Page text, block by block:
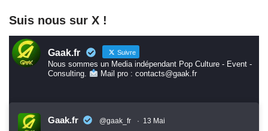
Suis nous sur X !
Gaak.fr Suivre
Nous sommes un Media indépendant Pop Culture - Event -
Consulting.
Mail pro : contacts@gaak.fr
Gaak.fr @gaak_fr · 13 Mai